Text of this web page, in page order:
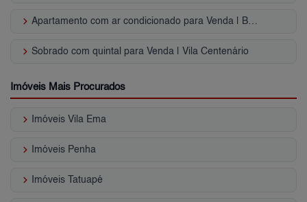
keyboard_arrow_right Apartamento com ar condicionado para Venda | Belenzinho
keyboard_arrow_right Sobrado com quintal para Venda | Vila Centenário
Imóveis Mais Procurados
keyboard_arrow_right Imóveis Vila Ema
keyboard_arrow_right Imóveis Penha
keyboard_arrow_right Imóveis Tatuapé